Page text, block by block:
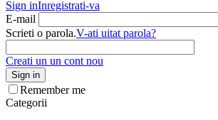
Sign inInregistrati-va
E-mail
Scrieti o parola.V-ati uitat parola?
Creati un un cont nou
Sign in
Remember me
Categorii